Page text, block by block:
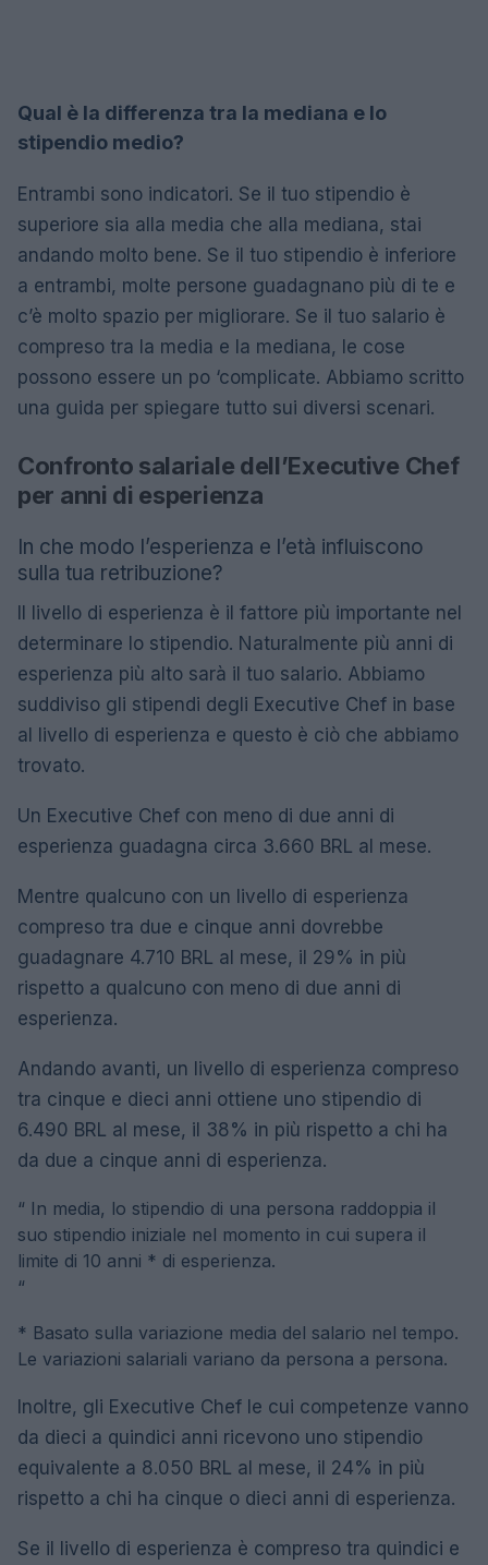
Qual è la differenza tra la mediana e lo
stipendio medio?
Entrambi sono indicatori. Se il tuo stipendio è
superiore sia alla media che alla mediana, stai
andando molto bene. Se il tuo stipendio è inferiore
a entrambi, molte persone guadagnano più di te e
c’è molto spazio per migliorare. Se il tuo salario è
compreso tra la media e la mediana, le cose
possono essere un po ‘complicate. Abbiamo scritto
una guida per spiegare tutto sui diversi scenari.
Confronto salariale dell’Executive Chef
per anni di esperienza
In che modo l’esperienza e l’età influiscono
sulla tua retribuzione?
Il livello di esperienza è il fattore più importante nel
determinare lo stipendio. Naturalmente più anni di
esperienza più alto sarà il tuo salario. Abbiamo
suddiviso gli stipendi degli Executive Chef in base
al livello di esperienza e questo è ciò che abbiamo
trovato.
Un Executive Chef con meno di due anni di
esperienza guadagna circa 3.660 BRL al mese.
Mentre qualcuno con un livello di esperienza
compreso tra due e cinque anni dovrebbe
guadagnare 4.710 BRL al mese, il 29% in più
rispetto a qualcuno con meno di due anni di
esperienza.
Andando avanti, un livello di esperienza compreso
tra cinque e dieci anni ottiene uno stipendio di
6.490 BRL al mese, il 38% in più rispetto a chi ha
da due a cinque anni di esperienza.
“ In media, lo stipendio di una persona raddoppia il
suo stipendio iniziale nel momento in cui supera il
limite di 10 anni * di esperienza.
“
* Basato sulla variazione media del salario nel tempo.
Le variazioni salariali variano da persona a persona.
Inoltre, gli Executive Chef le cui competenze vanno
da dieci a quindici anni ricevono uno stipendio
equivalente a 8.050 BRL al mese, il 24% in più
rispetto a chi ha cinque o dieci anni di esperienza.
Se il livello di esperienza è compreso tra quindici e